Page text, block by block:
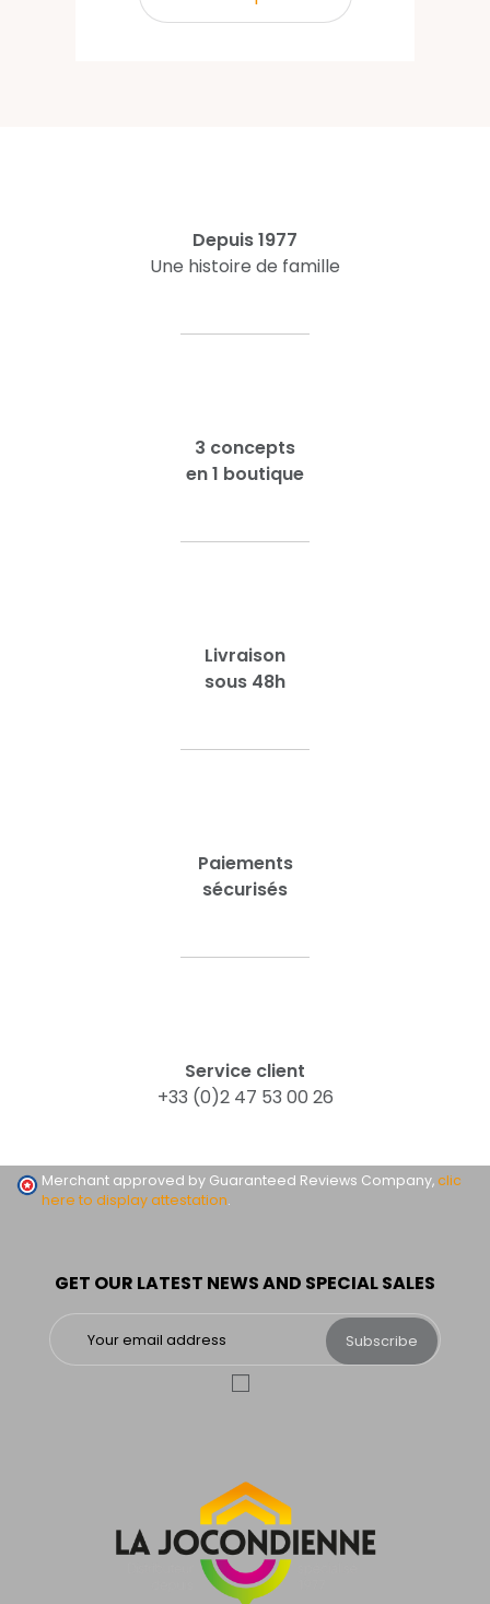
Depuis 1977
Une histoire de famille
3 concepts
en 1 boutique
Livraison
sous 48h
Paiements
sécurisés
Service client
+33 (0)2 47 53 00 26
GET OUR LATEST NEWS AND SPECIAL SALES
Subscribe
Merchant approved by Guaranteed Reviews Company,clic
here to display attestation.